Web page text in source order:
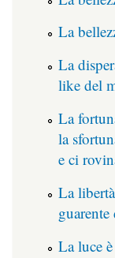
La
La
like del
La
la
e ci
La
La luce